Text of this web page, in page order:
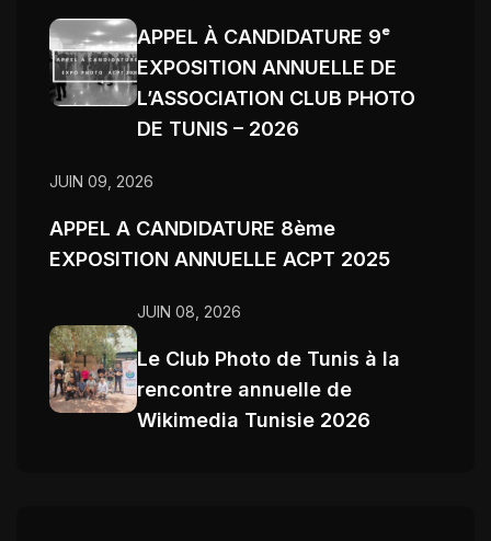
APPEL À CANDIDATURE 9ᵉ
EXPOSITION ANNUELLE DE
L’ASSOCIATION CLUB PHOTO
DE TUNIS – 2026
JUIN 09, 2026
APPEL A CANDIDATURE 8ème
EXPOSITION ANNUELLE ACPT 2025
JUIN 08, 2026
Le Club Photo de Tunis à la
rencontre annuelle de
Wikimedia Tunisie 2026